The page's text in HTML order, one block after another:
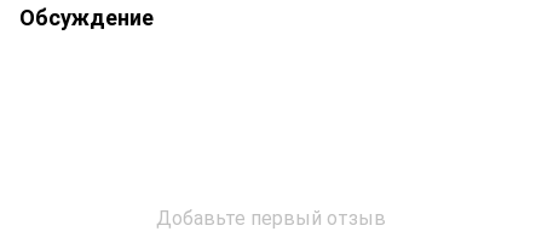
Обсуждение
Добавьте первый отзыв